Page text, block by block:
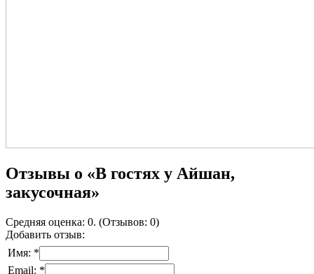
Отзывы о «В гостях у Айшан,
закусочная»
Средняя оценка: 0. (Отзывов: 0)
Добавить отзыв:
Имя: *
Email: *